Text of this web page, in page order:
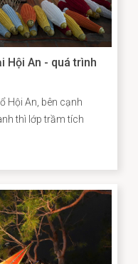
Hội An - quá trình
Hội An, bên cạnh
thì lớp trầm tích
cư dân địa
tác kiểm kê, nhận
với các Di sản văn
cách hệ thống,
trọng cho chiến
sản trong bối cảnh